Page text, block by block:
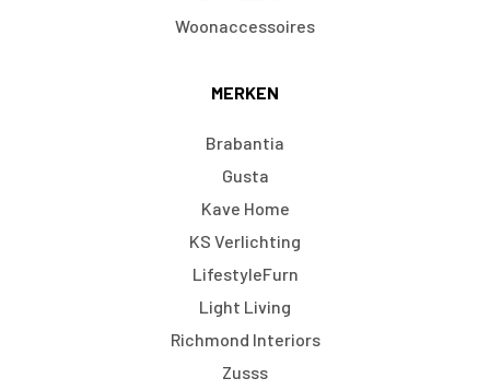
Woonaccessoires
MERKEN
Brabantia
Gusta
Kave Home
KS Verlichting
LifestyleFurn
Light Living
Richmond Interiors
Zusss